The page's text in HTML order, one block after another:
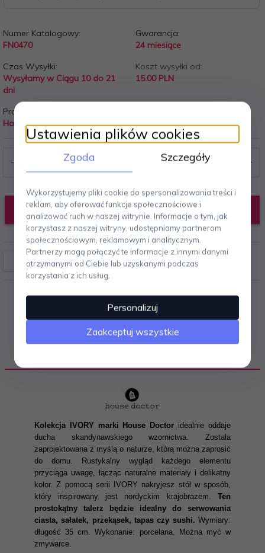
Numer Katalogowy:
FN0470
Gwarancja:
24 miesiące
Czas Wysyłki:
Wysyłamy w Ciągu 10 do 21
dni
Koszt wysyłki od:
15.00 PLN
Producent:
House Doctor
DODAJ DO KOSZYKA
Kolekcja IVORY marki House Doctor idealnie oddaje
ducha skandynawskiego wzornictwa. Została
zaprojektowana z myślą o naturze, którą można zaprosić
do domu. Rustykalny wygląd każdego elementu
przyciąga uwagę, łącząc naturalne materiały i delikatny
kolor. Z pomocą serii IVORY nakryjesz stół w sposób,
który inspirowany jest nordyckim krajobrazem. Ten
prostokątny talerz będzie idealny do serwowania
ciasta, sałatek, przekąsek, tapas czy sushi. Wymiary:
długość 35 cm. Wykonanie: porcelana. Można myć w
zmywarce.
Ustawienia plików cookies
Zgoda Szczegóły
Wykorzystujemy pliki cookie do spersonalizowania treści i
reklam, aby oferować funkcje społecznościowe i
analizować ruch w naszej witrynie. Informacje o tym, jak
korzystasz z naszej witryny, udostępniamy partnerom
społecznościowym, reklamowym i analitycznym.
Partnerzy mogą połączyć te informacje z innymi danymi
otrzymanymi od Ciebie lub uzyskanymi podczas
korzystania z ich usług.
Personalizuj
Zaakceptuj wszystkie